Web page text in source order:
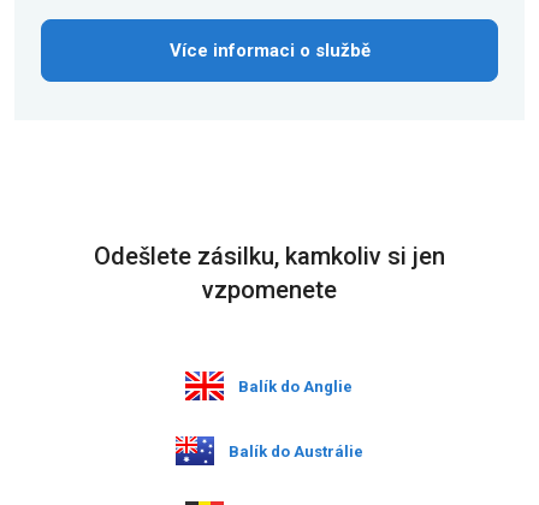
Více informaci o službě
Odešlete zásilku, kamkoliv si jen
vzpomenete
Balík do Anglie
Balík do Austrálie